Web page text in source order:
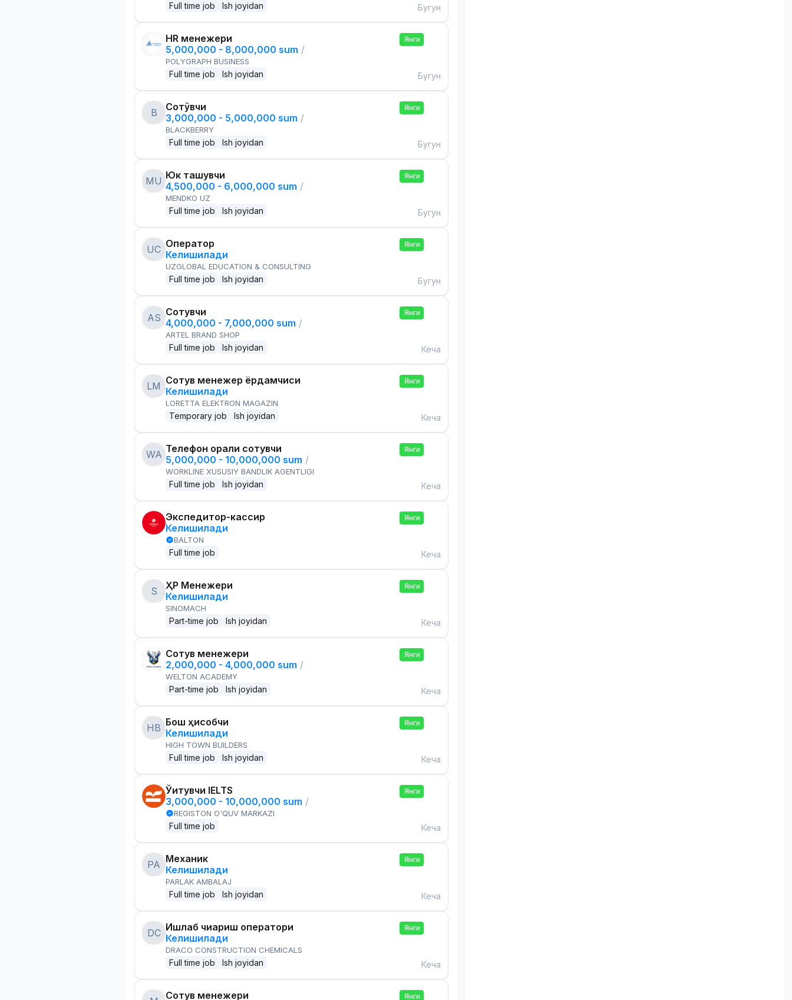
Full time job Ish joyidan Бугун
HR менежери
5,000,000 - 8,000,000 sum /
POLYGRAPH BUSINESS
Full time job Ish joyidan
Янги
Бугун
B
Сотўвчи
3,000,000 - 5,000,000 sum /
BLACKBERRY
Full time job Ish joyidan
Янги
Бугун
MU Юк ташувчи
4,500,000 - 6,000,000 sum /
MENDKO UZ
Full time job Ish joyidan
Янги
Бугун
UC Оператор
Келишилади
UZGLOBAL EDUCATION & CONSULTING
Full time job Ish joyidan
Янги
Бугун
AS Сотувчи
4,000,000 - 7,000,000 sum /
ARTEL BRAND SHOP
Full time job Ish joyidan
Янги
Кеча
LM Сотув менежер ёрдамчиси
Келишилади
LORETTA ELEKTRON MAGAZIN
Temporary job Ish joyidan
Янги
Кеча
WA Телефон орқали сотувчи
5,000,000 - 10,000,000 sum /
WORKLINE XUSUSIY BANDLIK AGENTLIGI
Full time job Ish joyidan
Янги
Кеча
Экспедитор-кассир
Келишилади
BALTON
Full time job
Янги
Кеча
S
ҲР Менежери
Келишилади
SINOMACH
Part-time job Ish joyidan
Янги
Кеча
Сотув менежери
2,000,000 - 4,000,000 sum /
WELTON ACADEMY
Part-time job Ish joyidan
Янги
Кеча
HB Бош ҳисобчи
Келишилади
HIGH TOWN BUILDERS
Full time job Ish joyidan
Янги
Кеча
Ўқитувчи IELTS
3,000,000 - 10,000,000 sum /
REGISTON O'QUV MARKAZI
Full time job
Янги
Кеча
PA Механик
Келишилади
PARLAK AMBALAJ
Full time job Ish joyidan
Янги
Кеча
DC Ишлаб чиқариш оператори
Келишилади
DRACO CONSTRUCTION CHEMICALS
Full time job Ish joyidan
Янги
Кеча
Сотув менежери Янги